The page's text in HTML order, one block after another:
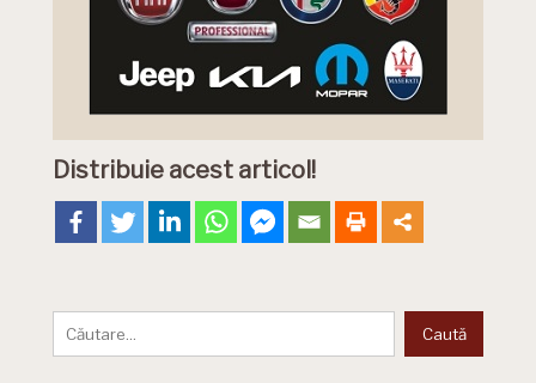
Distribuie acest articol!